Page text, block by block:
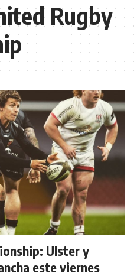
Rugby
Ulster y
este viernes